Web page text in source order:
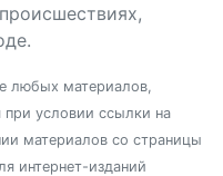
любых материалов,
при условии ссылки на
материалов со страницы
интернет-изданий